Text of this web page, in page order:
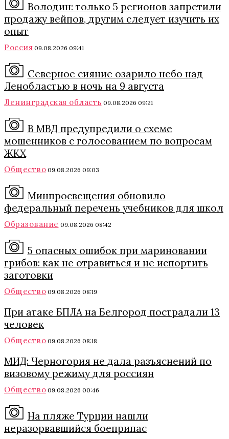
Володин: только 5 регионов запретили
продажу вейпов, другим следует изучить их
опыт
Россия 09.08.2026 09:41
Северное сияние озарило небо над
Ленобластью в ночь на 9 августа
Ленинградская область 09.08.2026 09:21
В МВД предупредили о схеме
мошенников с голосованием по вопросам
ЖКХ
Общество 09.08.2026 09:03
Минпросвещения обновило
федеральный перечень учебников для школ
Образование 09.08.2026 08:42
5 опасных ошибок при мариновании
грибов: как не отравиться и не испортить
заготовки
Общество 09.08.2026 08:19
При атаке БПЛА на Белгород пострадали 13
человек
Общество 09.08.2026 08:18
МИД: Черногория не дала разъяснений по
визовому режиму для россиян
Общество 09.08.2026 00:46
На пляже Турции нашли
неразорвавшийся боеприпас